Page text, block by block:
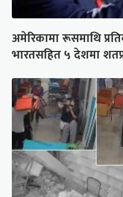
अमेरिकामा रूसमाथि
भारतसहित ५ देशमा